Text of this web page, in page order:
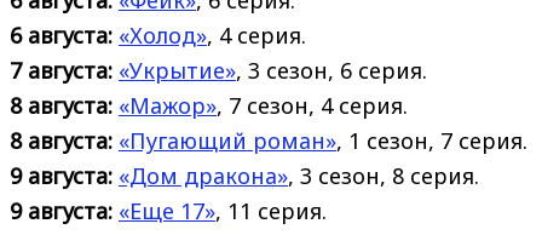
6 августа: «Холод», 4 серия.
7 августа: «Укрытие», 3 сезон, 6 серия.
8 августа: «Мажор», 7 сезон, 4 серия.
8 августа: «Пугающий роман», 1 сезон, 7 серия.
9 августа: «Дом дракона», 3 сезон, 8 серия.
9 августа: «Еще 17», 11 серия.